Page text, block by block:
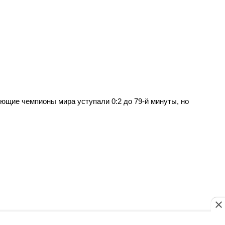
чемпионы мира уступали 0:2 до 79-й минуты, но